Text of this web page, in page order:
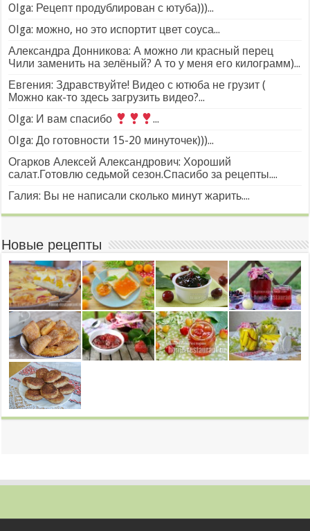
Olga: Рецепт продублирован с ютуба)))...
Olga: можно, но это испортит цвет соуса...
Александра Донникова: А можно ли красный перец
Чили заменить на зелёный? А то у меня его килограмм)...
Евгения: Здравствуйте! Видео с ютюба не грузит (
Можно как-то здесь загрузить видео?...
Olga: И вам спасибо
...
Olga: До готовности 15-20 минуточек)))...
Огарков Алексей Александрович: Хороший
салат.Готовлю седьмой сезон.Спасибо за рецепты....
Галия: Вы не написали сколько минут жарить....
Новые рецепты